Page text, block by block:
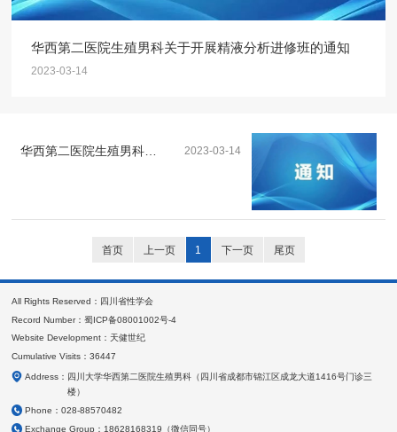
华西第二医院生殖男科关于开展精液分析进修班的通知
2023-03-14
华西第二医院生殖男科关
2023-03-14
首页 上一页 1 下一页 尾页
All Rights Reserved：四川省性学会
Record Number：蜀ICP备08001002号-4
Website Development：天健世纪
Cumulative Visits：36447
Address： 四川大学华西第二医院生殖男科（四川省成都市锦江区成龙大道1416号门诊三
楼）
Phone：028-88570482
Exchange Group： 18628168319（微信同号）